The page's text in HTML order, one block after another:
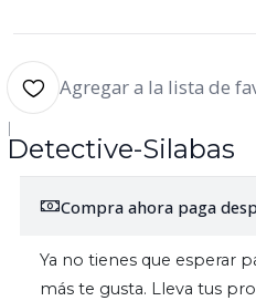
Agregar a la lista de
|
Detective-Silabas
Compra ahora paga
Ya no tienes que esperar
más te gusta. Lleva tus